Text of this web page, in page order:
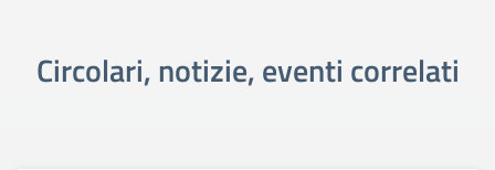
Circolari, notizie, eventi correlati